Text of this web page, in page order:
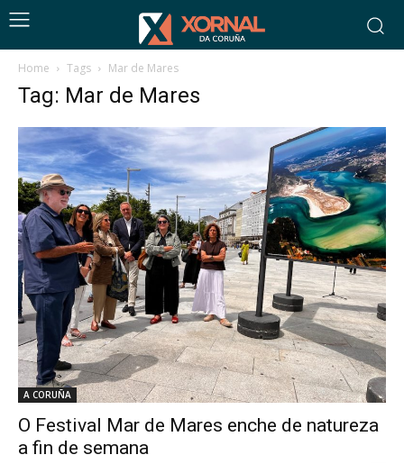
Home Tags Mar de Mares
Tag: Mar de Mares
A CORUÑA
O Festival Mar de Mares enche de natureza
a fin de semana